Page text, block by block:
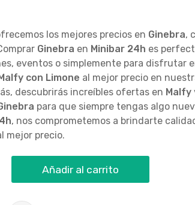
los mejores precios en Ginebra,
Ginebra en Minibar 24h es
eventos o simplemente para disfrutar
con Limone al mejor precio en
descubrirás increíbles ofertas en Malfy
para que siempre tengas algo
, nos comprometemos a brindarte
mejor precio.
Añadir al carrito